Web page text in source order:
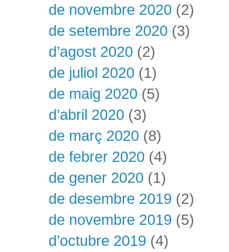
de novembre 2020 (2)
de setembre 2020 (3)
d’agost 2020 (2)
de juliol 2020 (1)
de maig 2020 (5)
d’abril 2020 (3)
de març 2020 (8)
de febrer 2020 (4)
de gener 2020 (1)
de desembre 2019 (2)
de novembre 2019 (5)
d’octubre 2019 (4)